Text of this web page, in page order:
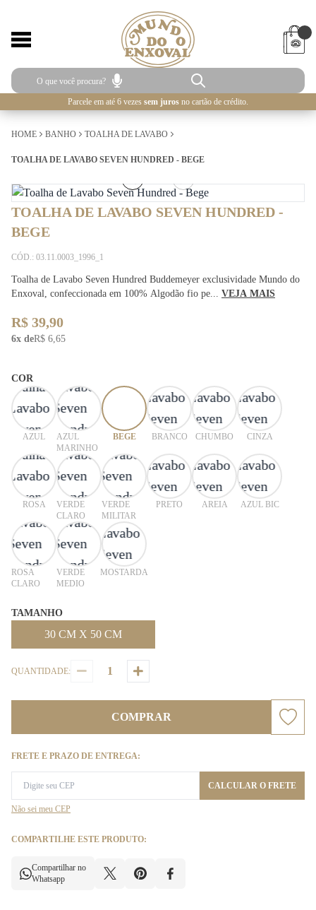
Parcele em até 6 vezes sem juros no cartão de crédito.
HOME BANHO TOALHA DE LAVABO
TOALHA DE LAVABO SEVEN HUNDRED - BEGE
TOALHA DE LAVABO SEVEN HUNDRED -
BEGE
CÓD.: 03.11.0003_1996_1
Toalha de Lavabo Seven Hundred Buddemeyer exclusividade Mundo do
Enxoval, confeccionada em 100% Algodão fio pe... VEJA MAIS
R$ 39,90
6x deR$ 6,65
COR
AZUL
AZUL
MARINHO
BEGE BRANCO CHUMBO CINZA
ROSA
VERDE
CLARO
VERDE
MILITAR
PRETO AREIA AZUL BIC
ROSA
CLARO
VERDE
MEDIO
MOSTARDA
TAMANHO
30 CM X 50 CM
QUANTIDADE:
COMPRAR
FRETE E PRAZO DE ENTREGA:
CALCULAR O FRETE
Não sei meu CEP
COMPARTILHE ESTE PRODUTO:
Compartilhar no
Whatsapp